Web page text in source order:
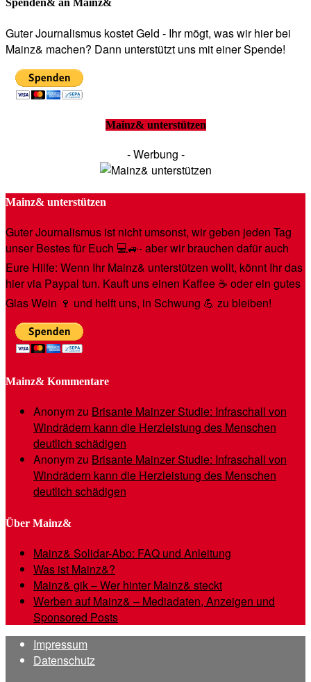
Spenden& an Mainz&
Guter Journalismus kostet Geld - Ihr mögt, was wir hier bei
Mainz& machen? Dann unterstützt uns mit einer Spende!
Mainz& unterstützen
- Werbung -
Mainz& unterstützen
Guter Journalismus ist nicht umsonst, wir geben jeden Tag
unser Bestes für Euch 💻🚙- aber wir brauchen dafür auch
Eure Hilfe: Wenn Ihr Mainz& unterstützen wollt, könnt Ihr das
hier via Paypal tun. Kauft uns einen Kaffee ☕️ oder ein gutes
Glas Wein 🍷 und helft uns, in Schwung 💪 zu bleiben!
Mainz& Kommentare
Anonymzu Brisante Mainzer Studie: Infraschall von
Windrädern kann die Herzleistung des Menschen
deutlich schädigen
Anonymzu Brisante Mainzer Studie: Infraschall von
Windrädern kann die Herzleistung des Menschen
deutlich schädigen
Über Mainz&
Mainz& Solidar-Abo: FAQ und Anleitung
Was ist Mainz&?
Mainz& gik – Wer hinter Mainz& steckt
Werben auf Mainz& – Mediadaten, Anzeigen und
Sponsored Posts
Impressum
Datenschutz